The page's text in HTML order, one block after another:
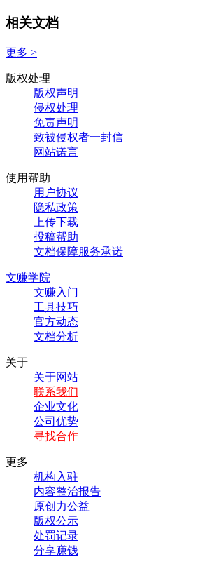
相关文档
更多 >
版权处理
版权声明
侵权处理
免责声明
致被侵权者一封信
网站诺言
使用帮助
用户协议
隐私政策
上传下载
投稿帮助
文档保障服务承诺
文赚学院
文赚入门
工具技巧
官方动态
文档分析
关于
关于网站
联系我们
企业文化
公司优势
寻找合作
更多
机构入驻
内容整治报告
原创力公益
版权公示
处罚记录
分享赚钱